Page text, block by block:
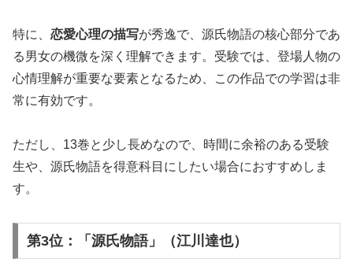
特に、 恋愛心理の描写が秀逸で、源氏物語の核心部分であ
る男女の機微を深く理解できます。受験では、登場人物の
心情理解が重要な要素となるため、この作品での学習は非
常に有効です。
ただし、13巻と少し長めなので、時間に余裕のある受験
生や、源氏物語を得意科目にしたい場合におすすめしま
す。
第3位：「源氏物語」（江川達也）